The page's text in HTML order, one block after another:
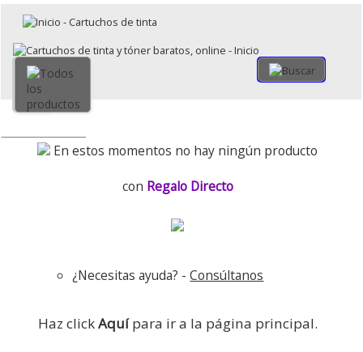
Volver
En estos momentos no hay ningún producto
con Regalo Directo
¿Necesitas ayuda? -Consúltanos
Haz clickAquípara ir a la página principal.